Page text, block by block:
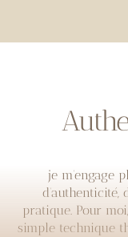
je m’engage
pratique. Pour
simple technique